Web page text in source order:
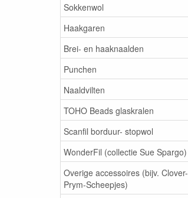
Sokkenwol
Haakgaren
Brei- en haaknaalden
Punchen
Naaldvilten
TOHO Beads glaskralen
Scanfil borduur- stopwol
WonderFil (collectie Sue Spargo)
Overige accessoires (bijv. Clover-
Prym-Scheepjes)